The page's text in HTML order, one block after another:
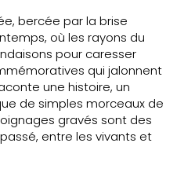
bercée par la brise
où les rayons du
pour caresser
qui jalonnent
une histoire, un
de simples morceaux de
gravés sont des
entre les vivants et